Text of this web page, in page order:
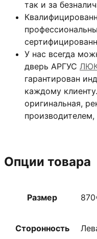
так и за
У нас всегда
дверь АРГУС
гарантирован
каждому
оригинальная,
производителем,
Опции товара
Размер
Сторонность